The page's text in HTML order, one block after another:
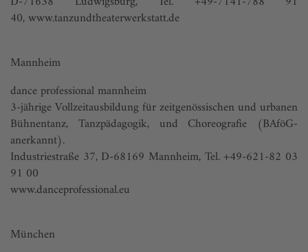
40,www.tanzundtheaterwerkstatt.de
Mannheim
dance professional mannheim
3-jährige Vollzeitausbildung für zeitgenössischen und urbanen
Bühnentanz, Tanzpädagogik, und Choreografie (BAföG-
anerkannt).
Industriestraße 37, D-68169 Mannheim, Tel. +49-621-82 03
91 00
www.danceprofessional.eu
München